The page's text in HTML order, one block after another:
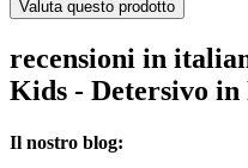
Valuta questo prodotto
recensioni in
Kids - Detersivo in
Il nostro blog: